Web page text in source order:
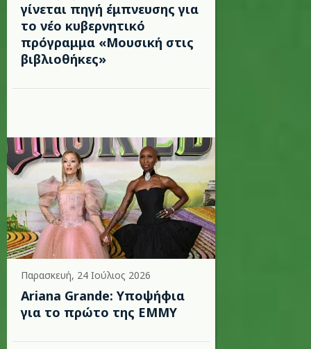
γίνεται πηγή έμπνευσης για
το νέο κυβερνητικό
πρόγραμμα «Μουσική στις
βιβλιοθήκες»
Παρασκευή, 24 Ιούλιος 2026
Ariana Grande: Υποψήφια
για το πρώτο της EMMY